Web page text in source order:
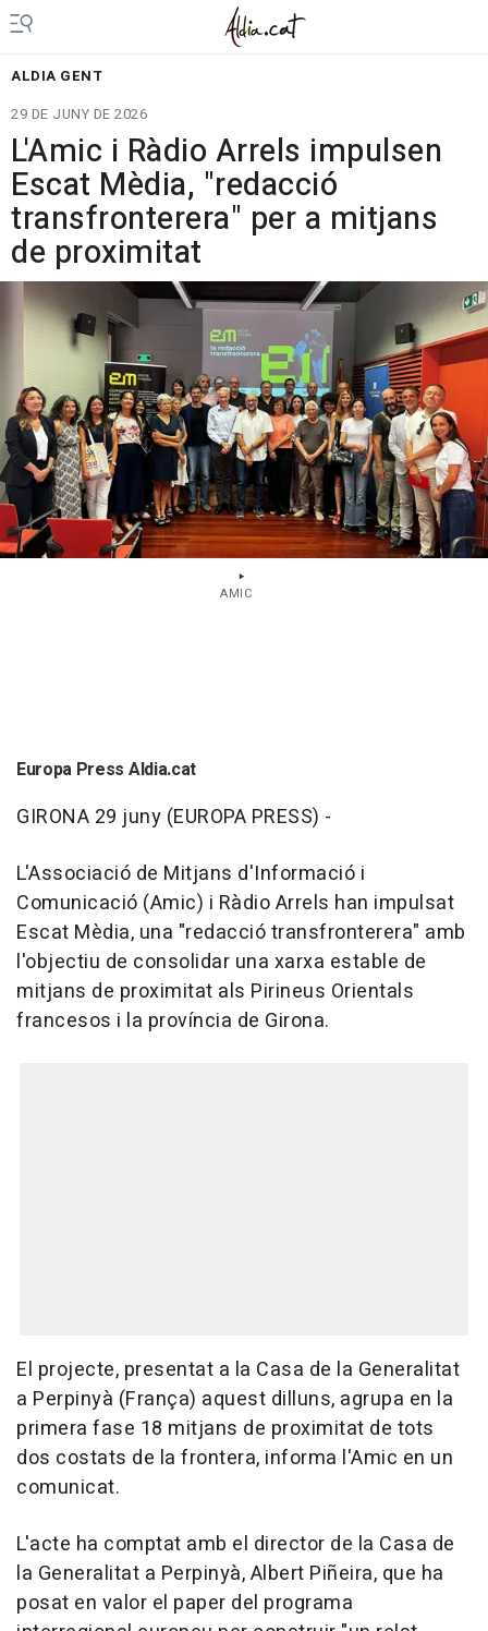
ALDIA GENT
29 DE JUNY DE 2026
L'Amic i Ràdio Arrels impulsen
Escat Mèdia, "redacció
transfronterera" per a mitjans
de proximitat
AMIC
Europa Press Aldia.cat
GIRONA 29 juny (EUROPA PRESS) -
L'Associació de Mitjans d'Informació i
Comunicació (Amic) i Ràdio Arrels han impulsat
Escat Mèdia, una "redacció transfronterera" amb
l'objectiu de consolidar una xarxa estable de
mitjans de proximitat als Pirineus Orientals
francesos i la província de Girona.
El projecte, presentat a la Casa de la Generalitat
a Perpinyà (França) aquest dilluns, agrupa en la
primera fase 18 mitjans de proximitat de tots
dos costats de la frontera, informa l'Amic en un
comunicat.
L'acte ha comptat amb el director de la Casa de
la Generalitat a Perpinyà, Albert Piñeira, que ha
posat en valor el paper del programa